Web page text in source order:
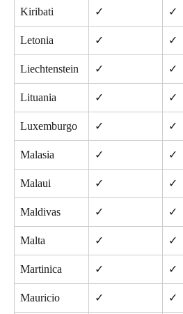
Kiribati ✓ ✓
Letonia ✓ ✓
Liechtenstein ✓ ✓
Lituania ✓ ✓
Luxemburgo ✓ ✓
Malasia ✓ ✓
Malaui ✓ ✓
Maldivas ✓ ✓
Malta ✓ ✓
Martinica ✓ ✓
Mauricio ✓ ✓